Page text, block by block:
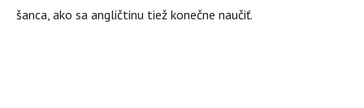
šanca, ako sa angličtinu tiež konečne naučiť.